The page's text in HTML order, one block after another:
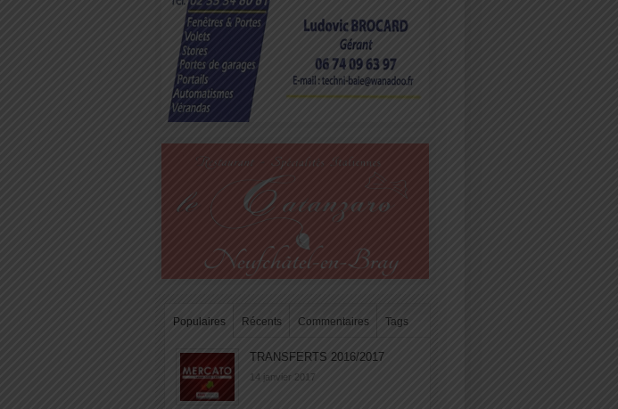
Populaires Récents Commentaires Tags
TRANSFERTS 2016/2017
14 janvier 2017